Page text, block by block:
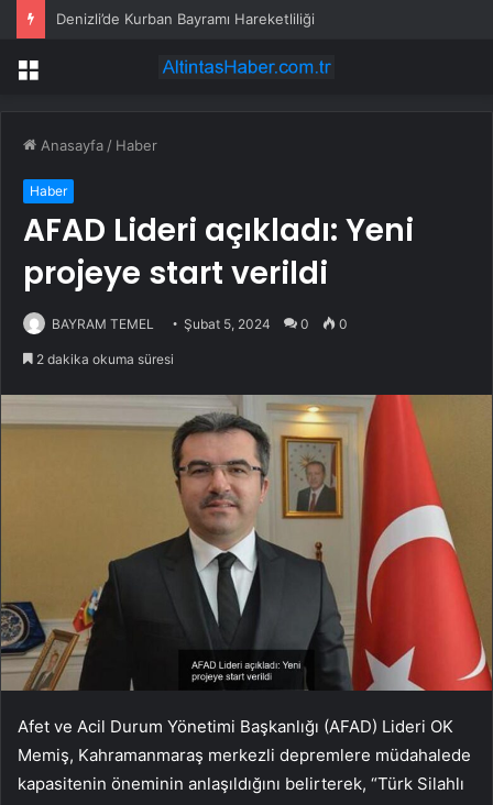
Denizli’de Kurban Bayramı Hareketliliği
Menü
Anasayfa / Haber
Haber
AFAD Lideri açıkladı: Yeni
projeye start verildi
BAYRAM TEMEL Şubat 5, 2024 0 0
2 dakika okuma süresi
Afet ve Acil Durum Yönetimi Başkanlığı (AFAD) Lideri OK
Memiş, Kahramanmaraş merkezli depremlere müdahalede
kapasitenin öneminin anlaşıldığını belirterek, “Türk Silahlı